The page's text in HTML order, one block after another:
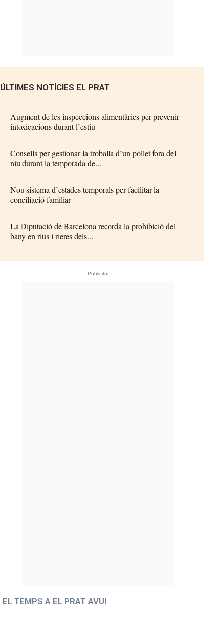
ÚLTIMES NOTÍCIES EL PRAT
Augment de les inspeccions alimentàries per prevenir
intoxicacions durant l’estiu
Consells per gestionar la troballa d’un pollet fora del
niu durant la temporada de...
Nou sistema d’estades temporals per facilitar la
conciliació familiar
La Diputació de Barcelona recorda la prohibició del
bany en rius i rieres dels...
- Publicitat -
EL TEMPS A EL PRAT AVUI